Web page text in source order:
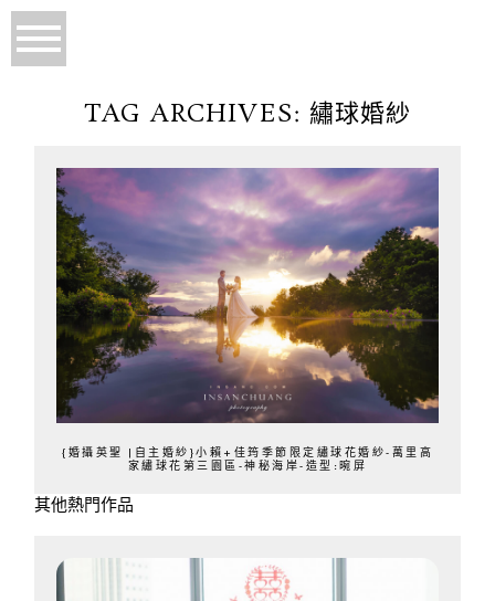
TAG ARCHIVES: 繡球婚紗
{婚攝英聖 |自主婚紗}小賴+佳筠季節限定繡球花婚紗-萬里高
家繡球花第三園區-神秘海岸-造型:晼屏
其他熱門作品